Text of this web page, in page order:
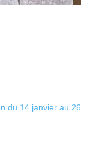
du 14 janvier au 26